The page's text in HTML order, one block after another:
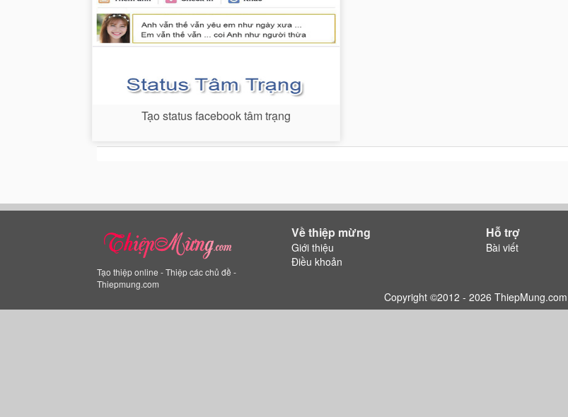
Tạo status facebook tâm trạng
Tạo thiệp online - Thiệp các chủ đề -
Thiepmung.com
Về thiệp mừng
Giới thiệu
Điều khoản
Hỗ trợ
Bài viết
Copyright ©2012 - 2026 ThiepMung.com